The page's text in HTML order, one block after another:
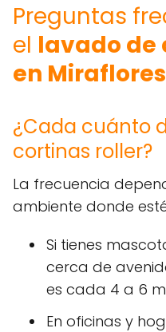
Preguntas
el lavado de
en Miraflores
¿Cada cuánto
cortinas roller?
La frecuencia
ambiente donde
Si tienes
cerca de
es cada 4 a 6
En oficinas y